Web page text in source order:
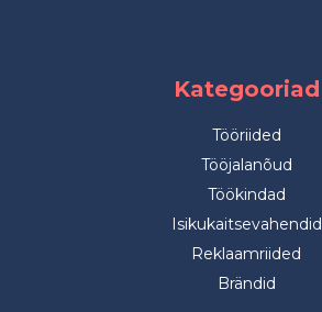
Kategooriad
Tööriided
Tööjalanõud
Töökindad
Isikukaitsevahendid
Reklaamriided
Brändid